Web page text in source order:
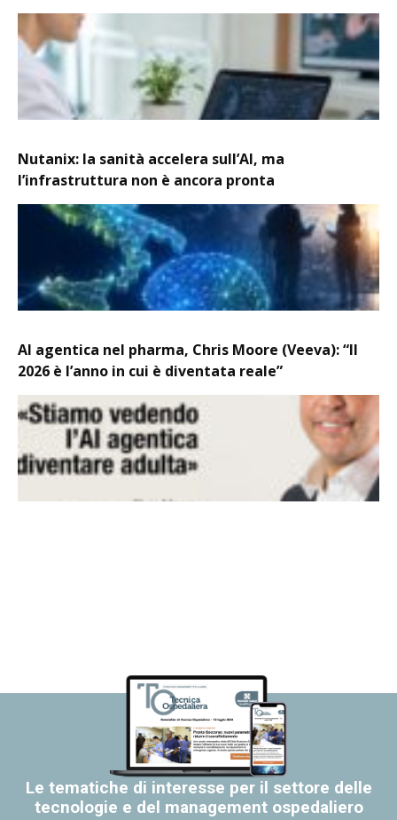
Nutanix: la sanità accelera sull’AI, ma
l’infrastruttura non è ancora pronta
AI agentica nel pharma, Chris Moore (Veeva): “Il
2026 è l’anno in cui è diventata reale”
Le tematiche di interesse per il settore delle
tecnologie e del management ospedaliero